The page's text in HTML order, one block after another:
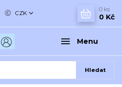
Menu
CZK
Hledat
0 ks
0 Kč